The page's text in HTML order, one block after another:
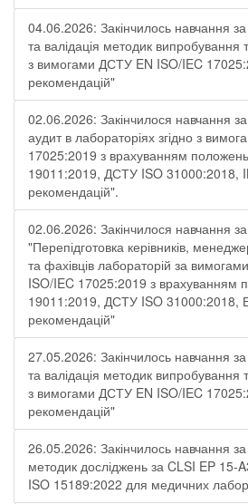
04.06.2026: Закінчилось навчання
та валідація методик випробування
з вимогами ДСТУ EN ISO/IEC
рекомендацій"
02.06.2026: Закінчилося навчання
аудит в лабораторіях згідно з
17025:2019 з врахуванням
19011:2019, ДСТУ ISO 31000:2018,
рекомендацій".
02.06.2026: Закінчилося навчання
"Перепідготовка керівників,
та фахівців лабораторій за
ISO/IEC 17025:2019 з врахуванням
19011:2019, ДСТУ ISO 31000:2018,
рекомендацій"
27.05.2026: Закінчилось навчання
та валідація методик випробування
з вимогами ДСТУ EN ISO/IEC
рекомендацій"
26.05.2026: Закінчилось навчання
методик досліджень за CLSI EP 15-
ISO 15189:2022 для медичних